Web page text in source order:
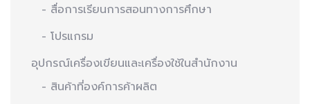
- สื่อการเรียนการสอนทางการศึกษา
- โปรแกรม
อุปกรณ์เครื่องเขียนและเครื่องใช้ในสำนักงาน
- สินค้าที่องค์การค้าผลิต